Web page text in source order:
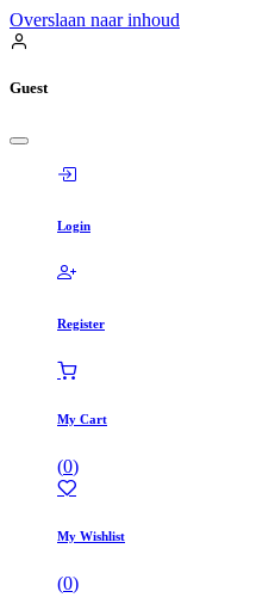
Overslaan naar inhoud
Guest
Login
Register
My Cart
(0)
My Wishlist
(0)